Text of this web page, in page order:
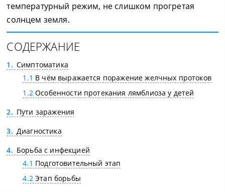
температурный режим, не слишком прогретая
солнцем земля.
СОДЕРЖАНИЕ
1
Симптоматика
1.1 В чём выражается поражение желчных протоков
1.2Особенности протекания лямблиоза у детей
2
Пути заражения
3
Диагностика
4
Борьба с инфекцией
4.1 Подготовительный этап
4.2Этап борьбы